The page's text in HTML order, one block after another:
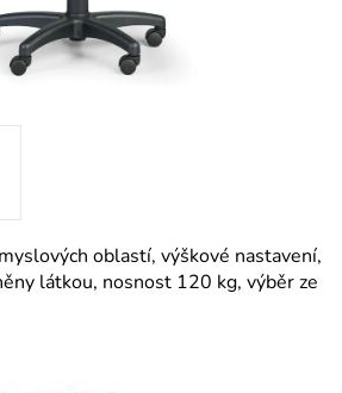
oblastí, výškové nastavení,
látkou, nosnost 120 kg, výběr ze